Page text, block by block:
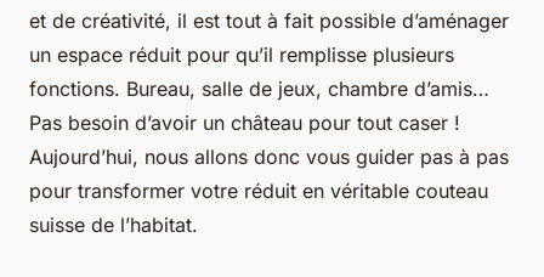
et de créativité, il est tout à fait possible d’aménager
un espace réduit pour qu’il remplisse plusieurs
fonctions. Bureau, salle de jeux, chambre d’amis…
Pas besoin d’avoir un château pour tout caser !
Aujourd’hui, nous allons donc vous guider pas à pas
pour transformer votre réduit en véritable couteau
suisse de l’habitat.